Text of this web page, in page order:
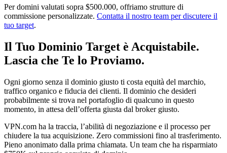
Per domini valutati sopra $500.000, offriamo strutture di
commissione personalizzate. Contatta il nostro team per discutere il
tuo target.
Il Tuo Dominio Target è Acquistabile.
Lascia che Te lo Proviamo.
Ogni giorno senza il dominio giusto ti costa equità del marchio,
traffico organico e fiducia dei clienti. Il dominio che desideri
probabilmente si trova nel portafoglio di qualcuno in questo
momento, in attesa dell’offerta giusta dal broker giusto.
VPN.com ha la traccia, l’abilità di negoziazione e il processo per
chiudere la tua acquisizione. Zero commissioni fino al trasferimento.
Pieno anonimato dalla prima chiamata. Un team che ha risparmiato